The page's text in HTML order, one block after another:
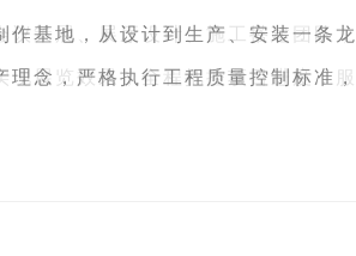
作基地，从设计到生产、安装一条
理念，严格执行工程质量控制标准